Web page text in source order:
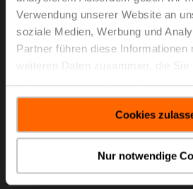
Verwendung unserer Website an
soziale Medien, Werbung und
Partner führen diese Informationen
weiteren Daten zusammen, die Sie
gesammelt haben.
Cookies
Nur notwendige